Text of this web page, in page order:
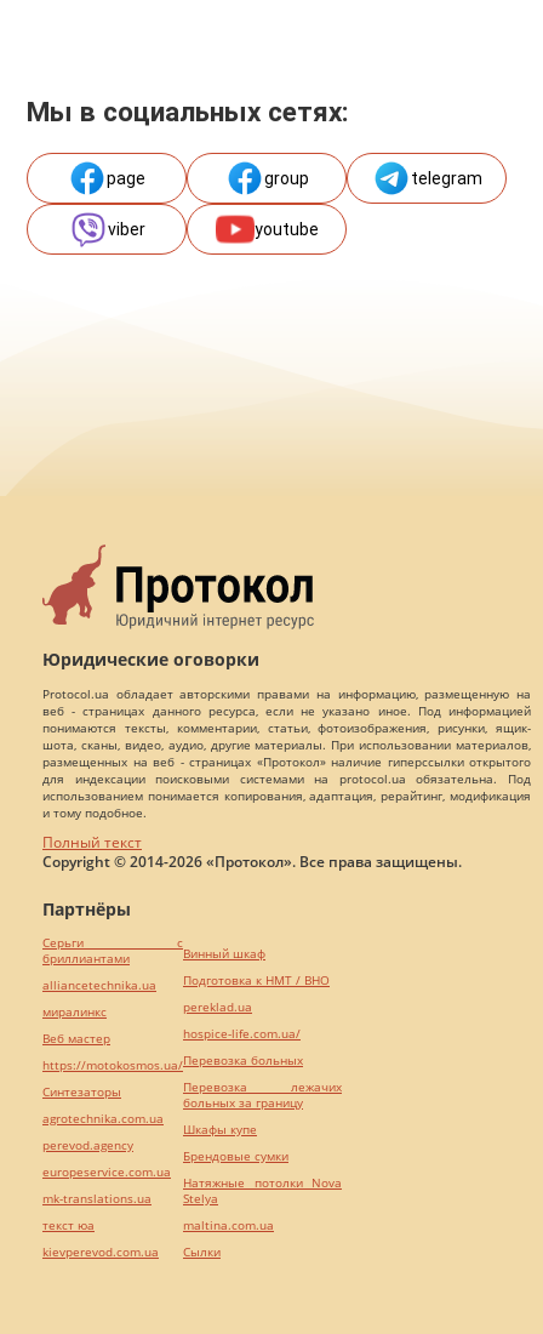
Мы в социальных сетях:
page group telegram
viber youtube
Юридические оговорки
Protocol.ua обладает авторскими правами на информацию, размещенную на
веб - страницах данного ресурса, если не указано иное. Под информацией
понимаются тексты, комментарии, статьи, фотоизображения, рисунки, ящик-
шота, сканы, видео, аудио, другие материалы. При использовании материалов,
размещенных на веб - страницах «Протокол» наличие гиперссылки открытого
для индексации поисковыми системами на protocol.ua обязательна. Под
использованием понимается копирования, адаптация, рерайтинг, модификация
и тому подобное.
Полный текст
Copyright © 2014-2026 «Протокол». Все права защищены.
Партнёры
Серьги с
бриллиантами
alliancetechnika.ua
миралинкс
Веб мастер
https://motokosmos.ua/
Синтезаторы
agrotechnika.com.ua
perevod.agency
europeservice.com.ua
mk-translations.ua
текст юа
kievperevod.com.ua
Винный шкаф
Подготовка к НМТ / ВНО
pereklad.ua
hospice-life.com.ua/
Перевозка больных
Перевозка лежачих
больных за границу
Шкафы купе
Брендовые сумки
Натяжные потолки Nova
Stelya
maltina.com.ua
Cылки